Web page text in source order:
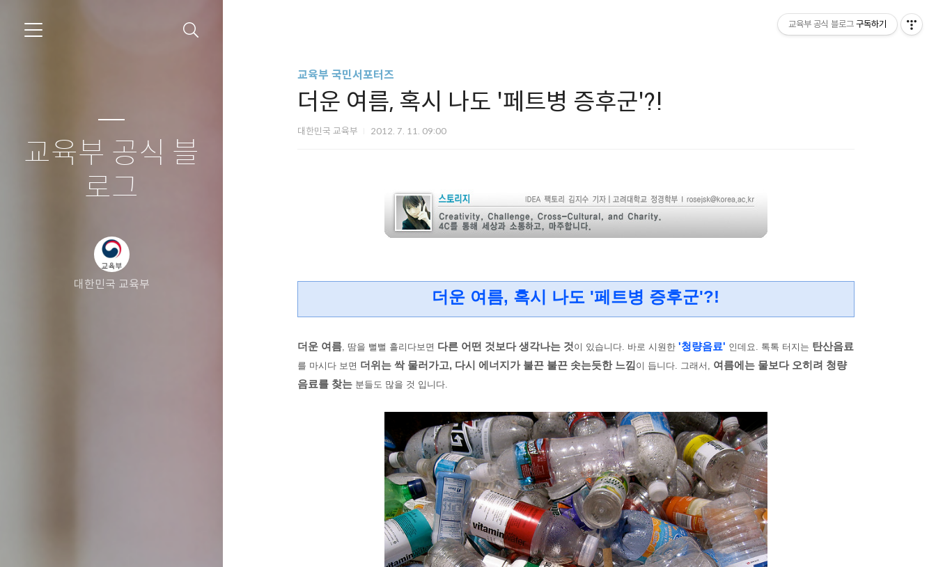
교육부 공식 블
로그
대한민국 교육부
교육부 국민서포터즈
더운 여름, 혹시 나도 '페트병 증후군'?!
대한민국 교육부 2012. 7. 11. 09:00
더운 여름, 혹시 나도 '페트병 증후군'?!
더운 여름, 땀을 뻘뻘 흘리다보면 다른 어떤 것보다 생각나는 것이 있습니다. 바로 시원한 '청량음료' 인데요. 톡톡 터지는 탄산음료
를 마시다 보면 더위는 싹 물러가고, 다시 에너지가 불끈 불끈 솟는듯한 느낌 이 듭니다. 그래서, 여름에는 물보다 오히려 청량
음료를 찾는분들도 많을 것 입니다.
교육부 공식 블로그 구독하기